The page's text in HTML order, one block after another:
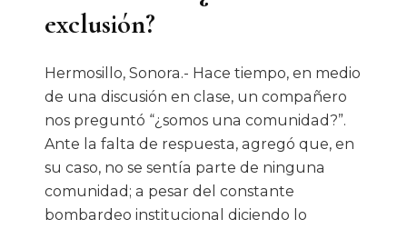
exclusión?
Hermosillo, Sonora.- Hace tiempo, en medio
de una discusión en clase, un compañero
nos preguntó “¿somos una comunidad?”.
Ante la falta de respuesta, agregó que, en
su caso, no se sentía parte de ninguna
comunidad; a pesar del constante
bombardeo institucional diciendo lo